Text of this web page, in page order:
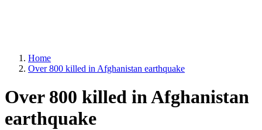
Home
Over 800 killed in Afghanistan earthquake
Over 800 killed in Afghanistan
earthquake